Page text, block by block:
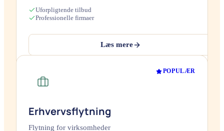
Uforpligtende tilbud
Professionelle firmaer
Læs mere
POPULÆR
Erhvervsflytning
Flytning for virksomheder